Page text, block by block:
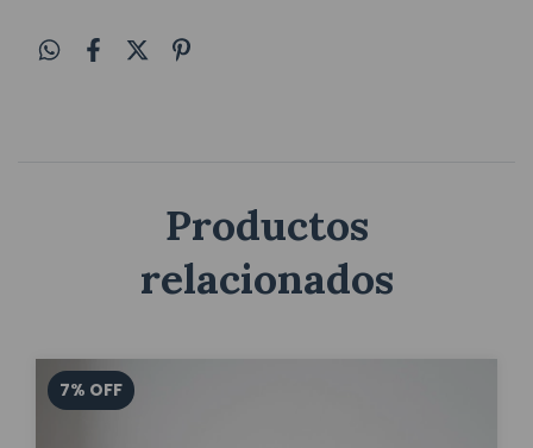
Productos
relacionados
7% OFF